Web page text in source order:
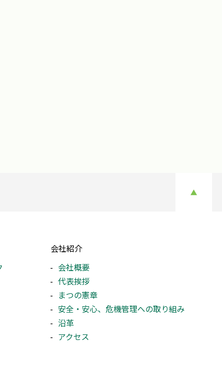
▲
会社紹介
会社概要
代表挨拶
まつの憲章
安全・安心、危機管理への取り組み
沿革
アクセス